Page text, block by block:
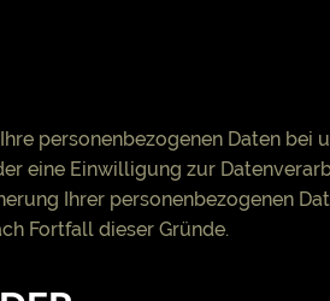
personenbezogenen Daten bei
eine Einwilligung zur
Ihrer personenbezogenen
Fortfall dieser Gründe.